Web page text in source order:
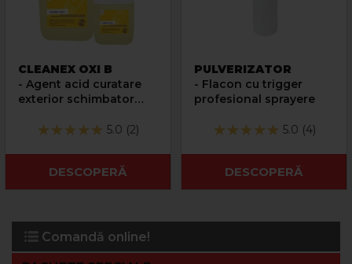
Comandă online!
CLEANEX OXI B
- Agent acid curatare
exterior schimbator
condensare
5.0 (2)
DESCOPERĂ
PULVERIZATOR
- Flacon cu trigger
profesional sprayere
5.0 (4)
DESCOPERĂ